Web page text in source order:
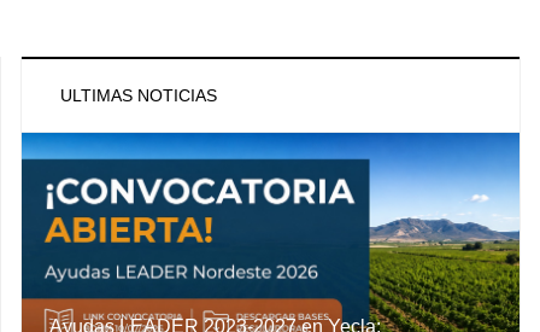
ULTIMAS NOTICIAS
Ayudas LEADER 2023-2027 en Yecla: